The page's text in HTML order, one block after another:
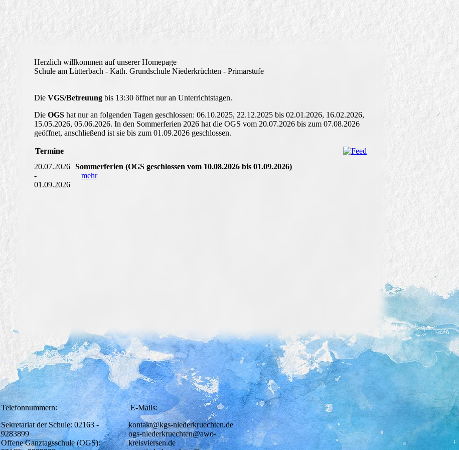
Herzlich willkommen auf unserer Homepage
Schule am Lütterbach - Kath. Grundschule Niederkrüchten - Primarstufe
Die VGS/Betreuung bis 13:30 öffnet nur an Unterrichtstagen.
Die OGS hat nur an folgenden Tagen geschlossen: 06.10.2025, 22.12.2025 bis 02.01.2026, 16.02.2026,
15.05.2026, 05.06.2026. In den Sommerferien 2026 hat die OGS vom 20.07.2026 bis zum 07.08.2026
geöffnet, anschließend ist sie bis zum 01.09.2026 geschlossen.
Termine
20.07.2026
-
01.09.2026
Sommerferien (OGS geschlossen vom 10.08.2026 bis 01.09.2026)
mehr
Telefonnummern:
Sekretariat der Schule: 02163 -
9283899
Offene Ganztagsschule (OGS):
E-Mails:
kontakt@kgs-niederkruechten.de
ogs-niederkruechten@awo-
kreisviersen.de